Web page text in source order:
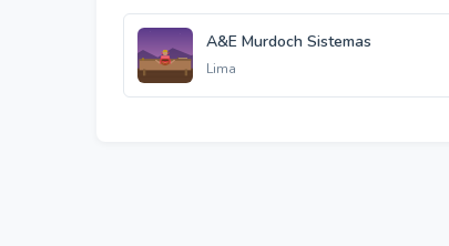
A&E Murdoch Sistemas
Lima